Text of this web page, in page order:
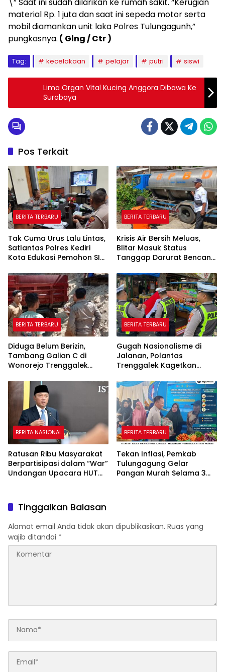
material Rp. 1 juta dan saat ini sepeda motor serta
mobil diamankan unit laka Polres Tulungagunh,”
pungkasnya. ( Glng / Ctr )
Tag: kecelakaan pelajar putri siswi
Lima Organ Vital Kucing Anggora Dibawa Ke
Surabaya
Pos Terkait
BERITA TERBARU
Tak Cuma Urus Lalu Lintas,
Satlantas Polres Kediri
Kota Edukasi Pemohon SIM
Pelatihan AI
BERITA TERBARU
Krisis Air Bersih Meluas,
Blitar Masuk Status
Tanggap Darurat Bencana
BERITA TERBARU
Diduga Belum Berizin,
Tambang Galian C di
Wonorejo Trenggalek
BERITA TERBARU
Gugah Nasionalisme di
Jalanan, Polantas
Trenggalek Kagetkan
BERITA NASIONAL
Ratusan Ribu Masyarakat
Berpartisipasi dalam “War”
Undangan Upacara HUT
BERITA TERBARU
Tekan Inflasi, Pemkab
Tulungagung Gelar
Pangan Murah Selama 3
Tinggalkan Balasan
Alamat email Anda tidak akan dipublikasikan. Ruas yang
wajib ditandai *